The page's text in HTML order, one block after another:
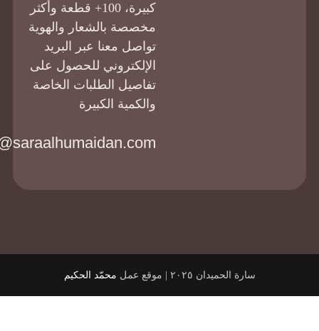
كبيرة، 100+ قطعة وأكثر
مخصصة بالشعار والهوية
تواصل معنا عبر البريد
الإلكتروني للحصول على
تفاصيل الطلبات الخاصة
والكمية الكبيرة
Team@saraalhumaidan.com
سارة الحميدان ٢٠٢٥ | موقع عمل محمّد الحكيم